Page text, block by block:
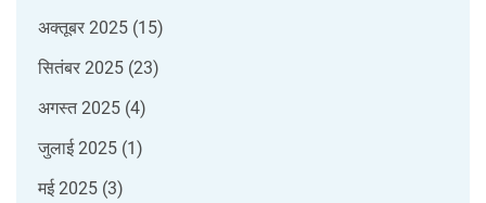
अक्तूबर 2025 (15)
सितंबर 2025 (23)
अगस्त 2025 (4)
जुलाई 2025 (1)
मई 2025 (3)